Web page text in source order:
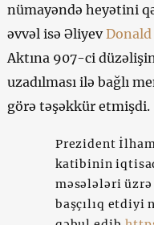
nümayəndə heyətini
əvvəl isə Əliyev
Aktına 907-ci
uzadılması ilə bağlı
görə təşəkkür etmişdi.
Prezident
katibinin
məsələləri
başçılıq etdiyi